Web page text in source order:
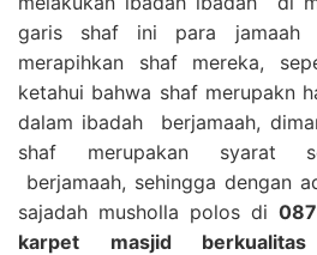
garis shaf ini para jamaah
merapihkan shaf mereka,
ketahui bahwa shaf merupakn
dalam ibadah berjamaah,
shaf merupakan syarat
berjamaah, sehingga dengan
sajadah musholla polos di
karpet masjid